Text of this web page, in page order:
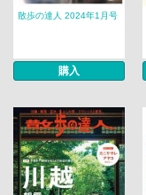
散歩の達人 2024年1月号
購入